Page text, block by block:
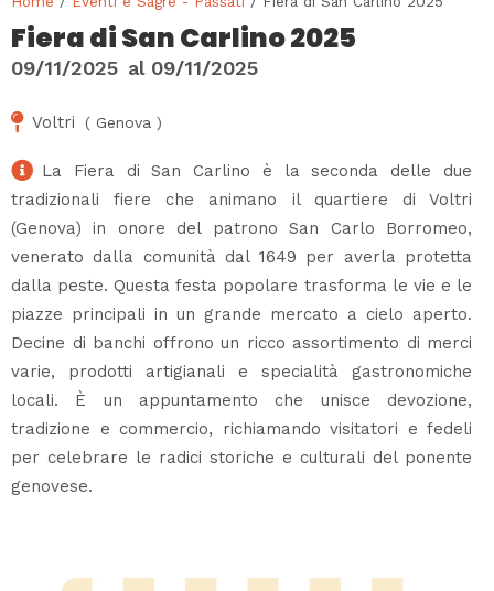
Fiera di San Carlino 2025
09/11/2025 al 09/11/2025
Voltri ( Genova )
La Fiera di San Carlino è la seconda delle due
tradizionali fiere che animano il quartiere di Voltri
(Genova) in onore del patrono San Carlo Borromeo,
venerato dalla comunità dal 1649 per averla protetta
dalla peste. Questa festa popolare trasforma le vie e le
piazze principali in un grande mercato a cielo aperto.
Decine di banchi offrono un ricco assortimento di merci
varie, prodotti artigianali e specialità gastronomiche
locali. È un appuntamento che unisce devozione,
tradizione e commercio, richiamando visitatori e fedeli
per celebrare le radici storiche e culturali del ponente
genovese.